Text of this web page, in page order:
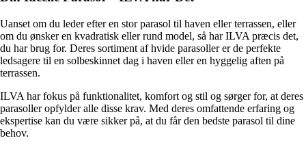
Uanset om du leder efter en stor parasol til haven eller terrassen, eller
om du ønsker en kvadratisk eller rund model, så har ILVA præcis det,
du har brug for. Deres sortiment af hvide parasoller er de perfekte
ledsagere til en solbeskinnet dag i haven eller en hyggelig aften på
terrassen.
ILVA har fokus på funktionalitet, komfort og stil og sørger for, at deres
parasoller opfylder alle disse krav. Med deres omfattende erfaring og
ekspertise kan du være sikker på, at du får den bedste parasol til dine
behov.